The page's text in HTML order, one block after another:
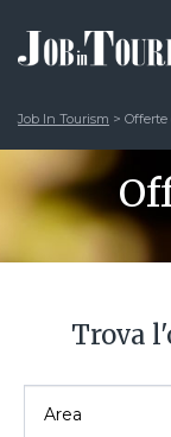
Job In Tourism > Offerte
Trova